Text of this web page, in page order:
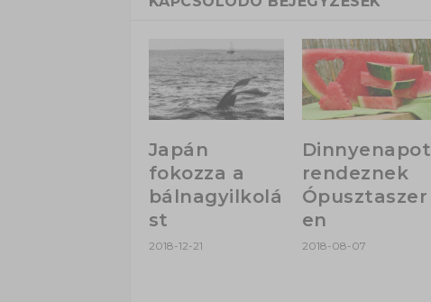
Japán
fokozza a
bálnagyilkolá
st
2018-12-21
Dinnyenapot
rendeznek
Ópusztaszer
en
2018-08-07